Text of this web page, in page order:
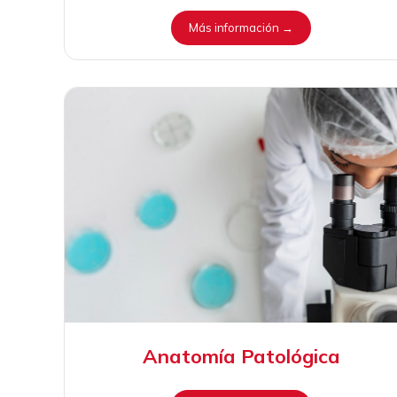
Más información →
Anatomía Patológica